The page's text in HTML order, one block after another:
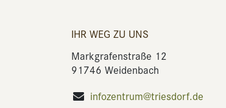
IHR WEG ZU UNS
Markgrafenstraße 12
91746 Weidenbach
infozentrum@triesdorf.de